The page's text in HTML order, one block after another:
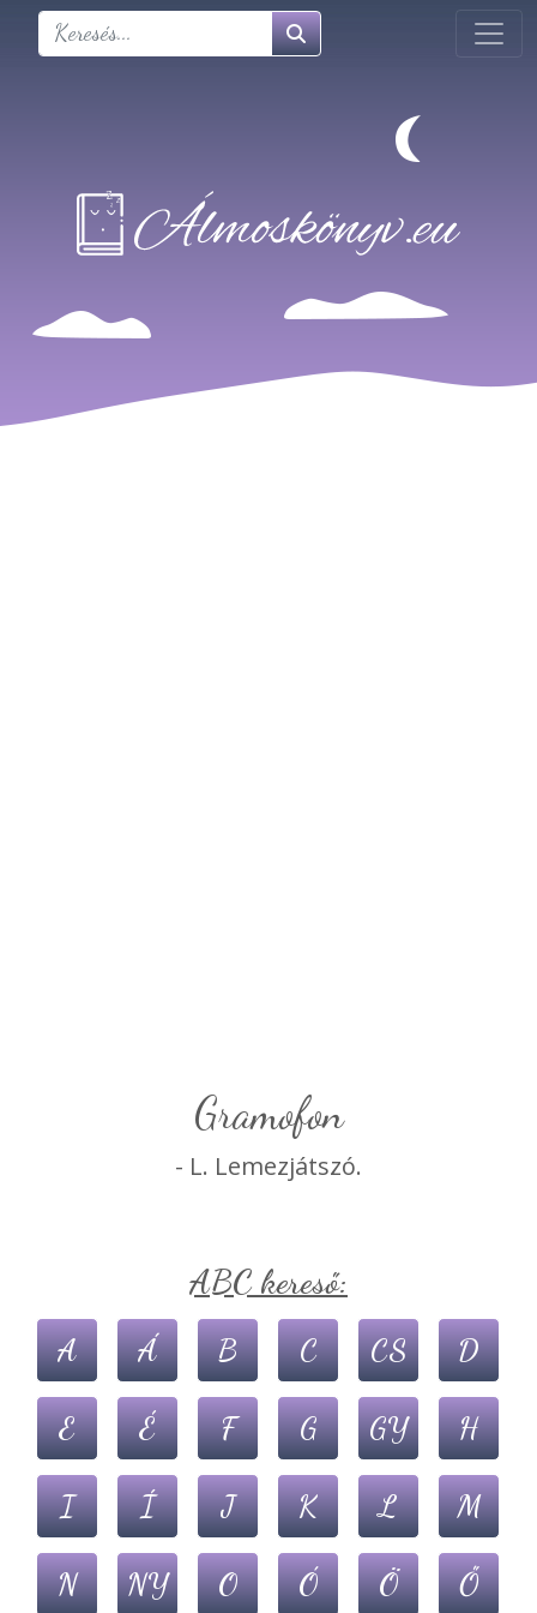
gramofon
- L. Lemezjátszó.
ABC kereső:
A Á B C CS D
E É F G GY H
I Í J K L M
N NY O Ó Ö Ő